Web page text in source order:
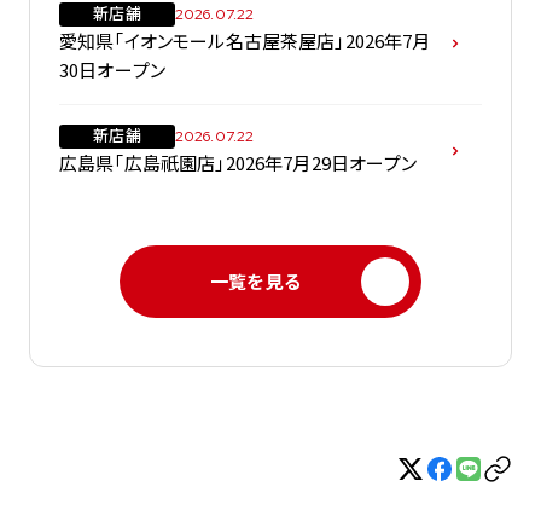
新店舗 2026.07.22
愛知県「イオンモール名古屋茶屋店」2026年7月
30日オープン
新店舗 2026.07.22
広島県「広島祇園店」2026年7月29日オープン
一覧を見る